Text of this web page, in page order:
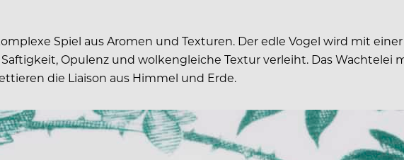
Spiel aus Aromen und Texturen. Der edle Vogel wird mit
Opulenz und wolkengleiche Textur verleiht. Das Wachtelei
die Liaison aus Himmel und Erde.